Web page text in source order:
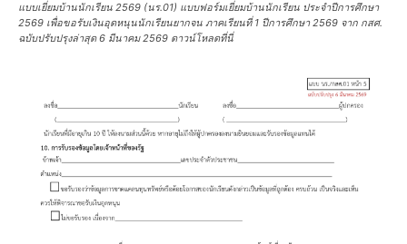
แบบเยี่ยมบ้านนักเรียน 2569 (นร.01) แบบฟอร์มเยี่ยมบ้านนักเรียน ประจำปีการศึกษา
2569 เพื่อขอรับเงินอุดหนุนนักเรียนยากจน ภาคเรียนที่ 1 ปีการศึกษา 2569 จาก กสศ.
ฉบับปรับปรุงล่าสุด 6 มีนาคม 2569 ดาวน์โหลดที่นี่